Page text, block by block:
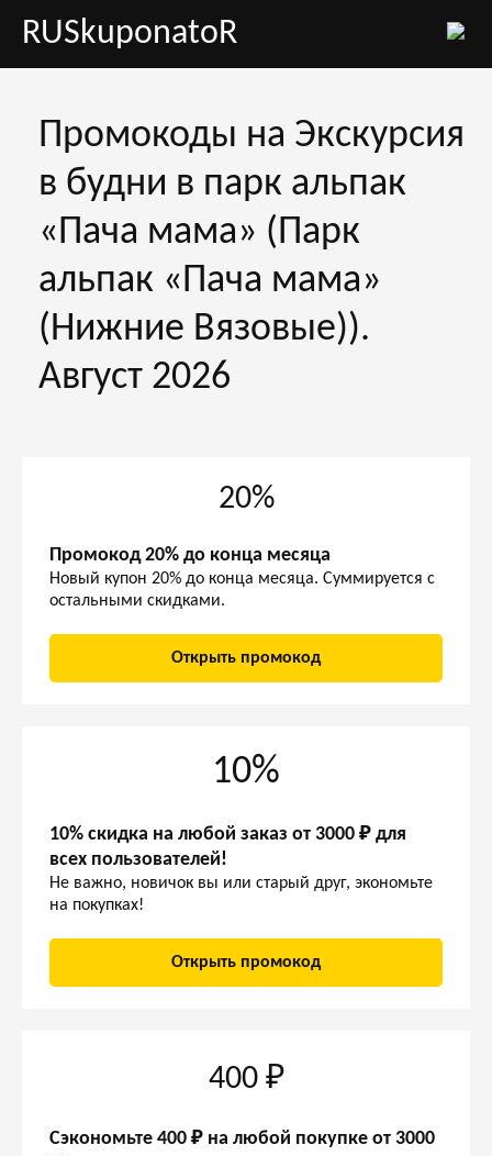
RUSkuponatoR
Промокоды на Экскурсия
в будни в парк альпак
«Пача мама» (Парк
альпак «Пача мама»
(Нижние Вязовые)).
Август 2026
20%
Промокод 20% до конца месяца
Новый купон 20% до конца месяца. Суммируется с
остальными скидками.
Открыть промокод
10%
10% скидка на любой заказ от 3000 ₽ для
всех пользователей!
Не важно, новичок вы или старый друг, экономьте
на покупках!
Открыть промокод
400 ₽
Сэкономьте 400 ₽ на любой покупке от 3000